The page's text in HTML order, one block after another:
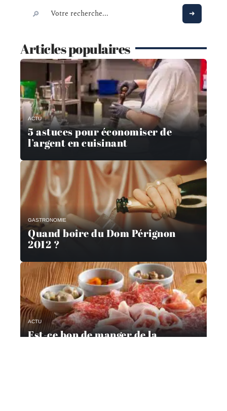
Articles populaires
ACTU
5 astuces pour économiser de
l’argent en cuisinant
GASTRONOMIE
Quand boire du Dom Pérignon
2012 ?
ACTU
Est-ce bon de manger de la